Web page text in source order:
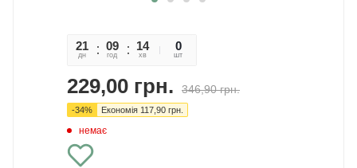
21
дн
09
год
14
хв
01
сек
0
шт
229,00 грн. 346,90грн.
-34% Економія 117,90 грн.
немає